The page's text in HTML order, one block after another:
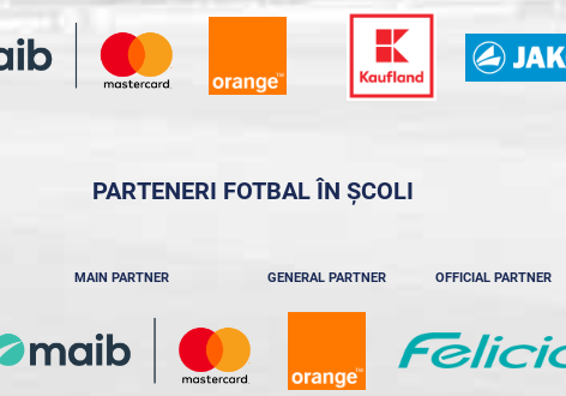
PARTENERI FOTBAL ÎN ȘCOLI
MAIN PARTNER GENERAL PARTNER OFFICIAL PARTNER